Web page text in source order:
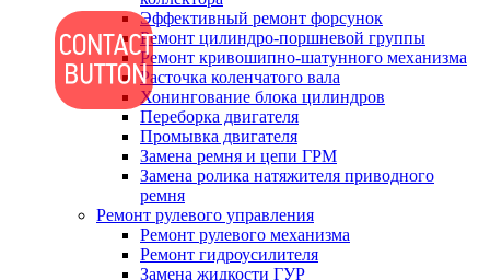
Эффективный ремонт форсунок
Ремонт цилиндро-поршневой группы
Ремонт кривошипно-шатунного механизма
Расточка коленчатого вала
Хонингование блока цилиндров
Переборка двигателя
Промывка двигателя
Замена ремня и цепи ГРМ
Замена ролика натяжителя приводного
ремня
Ремонт рулевого управления
Ремонт рулевого механизма
Ремонт гидроусилителя
Замена жидкости ГУР